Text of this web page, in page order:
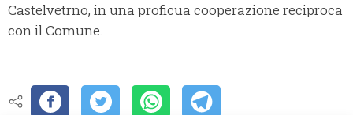
Castelvetrno, in una proficua cooperazione reciproca
con il Comune.